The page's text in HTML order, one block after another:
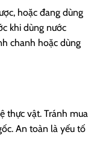
hoặc đang dùng
khi dùng nước
chanh hoặc dùng
thực vật. Tránh mua
An toàn là yếu tố